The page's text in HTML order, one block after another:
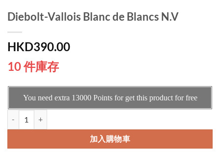
Diebolt-Vallois Blanc de Blancs N.V
HKD390.00
10 件庫存
You need extra 13000Points for get this product for free
加入購物車